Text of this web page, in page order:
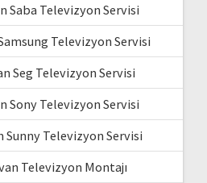
Saba Televizyon Servisi
Televizyon Servisi
Seg Televizyon Servisi
Sony Televizyon Servisi
Televizyon Servisi
Televizyon Montajı